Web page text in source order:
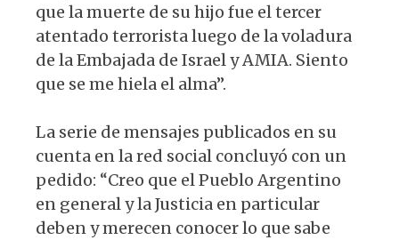
que la muerte de su hijo fue el tercer
atentado terrorista luego de la voladura
de la Embajada de Israel y AMIA. Siento
que se me hiela el alma”.
La serie de mensajes publicados en su
cuenta en la red social concluyó con un
pedido: “Creo que el Pueblo Argentino
en general y la Justicia en particular
deben y merecen conocer lo que sabe